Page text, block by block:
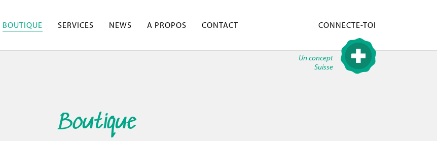
BOUTIQUE SERVICES NEWS A PROPOS CONTACT CONNECTE-TOI
Un concept
Suisse
Boutique